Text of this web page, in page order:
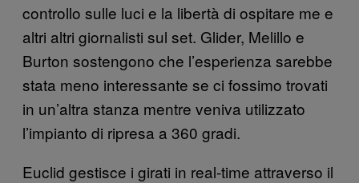
controllo sulle luci e la libertà di ospitare me e
altri altri giornalisti sul set. Glider, Melillo e
Burton sostengono che l’esperienza sarebbe
stata meno interessante se ci fossimo trovati
in un’altra stanza mentre veniva utilizzato
l’impianto di ripresa a 360 gradi.
Euclid gestisce i girati in real-time attraverso il